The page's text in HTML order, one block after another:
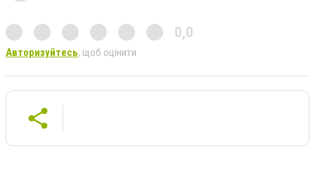
0,0
Авторизуйтесь, щоб оцінити